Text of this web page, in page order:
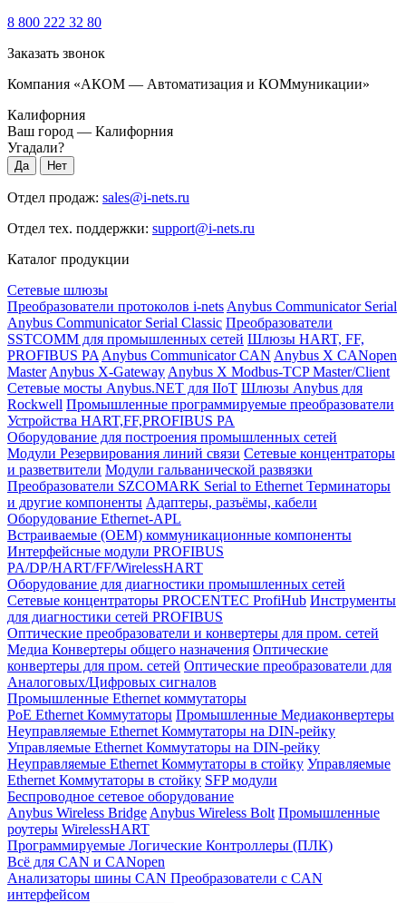
8 800 222 32 80
Заказать звонок
Компания «АКОМ — Автоматизация и КОМмуникации»
Калифорния
Ваш город — Калифорния
Угадали?
Отдел продаж: sales@i-nets.ru
Отдел тех. поддержки: support@i-nets.ru
Каталог продукции
Сетевые шлюзы
Преобразователи протоколов i-nets Anybus Communicator Serial
Anybus Communicator Serial Classic Преобразователи
SSTCOMM для промышленных сетей Шлюзы HART, FF,
PROFIBUS PA Anybus Communicator CAN Anybus X CANopen
Master Anybus X-Gateway Anybus X Modbus-TCP Master/Client
Сетевые мосты Anybus.NET для IIoT Шлюзы Anybus для
Rockwell Промышленные программируемые преобразователи
Устройства HART,FF,PROFIBUS PA
Оборудование для построения промышленных сетей
Модули Резервирования линий связи Сетевые концентраторы
и разветвители Модули гальванической развязки
Преобразователи SZCOMARK Serial to Ethernet Терминаторы
и другие компоненты Адаптеры, разъёмы, кабели
Оборудование Ethernet-APL
Встраиваемые (OEM) коммуникационные компоненты
Интерфейсные модули PROFIBUS
PA/DP/HART/FF/WirelessHART
Оборудование для диагностики промышленных сетей
Сетевые концентраторы PROCENTEC ProfiHub Инструменты
для диагностики сетей PROFIBUS
Оптические преобразователи и конвертеры для пром. сетей
Медиа Конвертеры общего назначения Оптические
конвертеры для пром. сетей Оптические преобразователи для
Аналоговых/Цифровых сигналов
Промышленные Ethernet коммутаторы
PoE Ethernet Коммутаторы Промышленные Медиаконвертеры
Неуправляемые Ethernet Коммутаторы на DIN-рейку
Управляемые Ethernet Коммутаторы на DIN-рейку
Неуправляемые Ethernet Коммутаторы в стойку Управляемые
Ethernet Коммутаторы в стойку SFP модули
Беспроводное сетевое оборудование
Anybus Wireless Bridge Anybus Wireless Bolt Промышленные
роутеры WirelessHART
Программируемые Логические Контроллеры (ПЛК)
Всё для CAN и CANopen
Анализаторы шины CAN Преобразователи с CAN
интерфейсом